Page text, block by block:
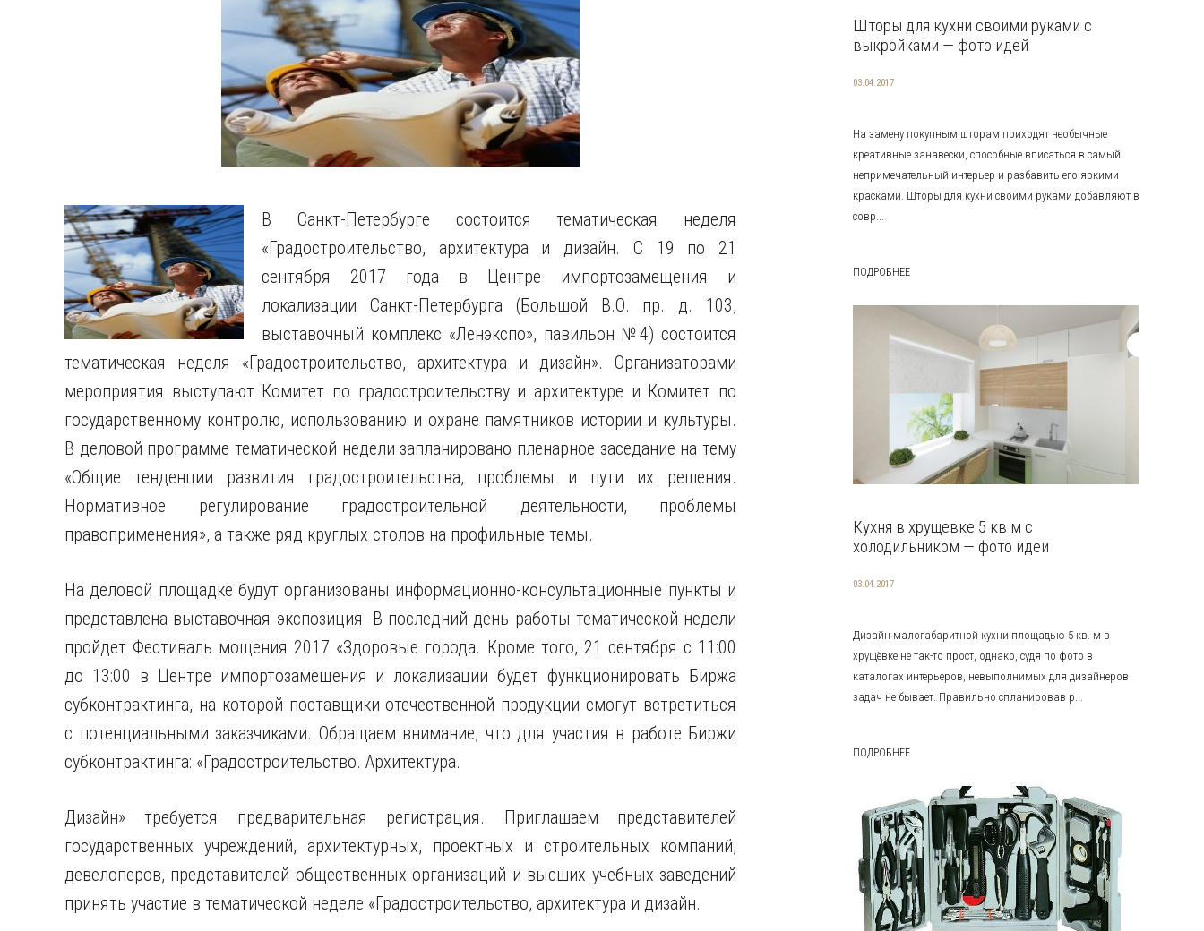
В Санкт-Петербурге состоится тематическая неделя
«Градостроительство, архитектура и дизайн. С 19 по 21
сентября 2017 года в Центре импортозамещения и
локализации Санкт-Петербурга (Большой В.О. пр. д. 103,
выставочный комплекс «Ленэкспо», павильон №4) состоится
тематическая неделя «Градостроительство, архитектура и дизайн». Организаторами
мероприятия выступают Комитет по градостроительству и архитектуре и Комитет по
государственному контролю, использованию и охране памятников истории и культуры.
В деловой программе тематической недели запланировано пленарное заседание на тему
«Общие тенденции развития градостроительства, проблемы и пути их решения.
Нормативное регулирование градостроительной деятельности, проблемы
правоприменения», а также ряд круглых столов на профильные темы.
На деловой площадке будут организованы информационно-консультационные пункты и
представлена выставочная экспозиция. В последний день работы тематической недели
пройдет Фестиваль мощения 2017 «Здоровые города. Кроме того, 21 сентября с 11:00
до 13:00 в Центре импортозамещения и локализации будет функционировать Биржа
субконтрактинга, на которой поставщики отечественной продукции смогут встретиться
с потенциальными заказчиками. Обращаем внимание, что для участия в работе Биржи
субконтрактинга: «Градостроительство. Архитектура.
Дизайн» требуется предварительная регистрация. Приглашаем представителей
государственных учреждений, архитектурных, проектных и строительных компаний,
девелоперов, представителей общественных организаций и высших учебных заведений
принять участие в тематической неделе «Градостроительство, архитектура и дизайн.
Шторы для кухни своими руками с
выкройками — фото идей
03.04.2017
На замену покупным шторам приходят необычные
креативные занавески, способные вписаться в самый
непримечательный интерьер и разбавить его яркими
красками. Шторы для кухни своими руками добавляют в
совр...
ПОДРОБНЕЕ
Кухня в хрущевке 5 кв м с
холодильником — фото идеи
03.04.2017
Дизайн малогабаритной кухни площадью 5 кв. м в
хрущёвке не так-то прост, однако, судя по фото в
каталогах интерьеров, невыполнимых для дизайнеров
задач не бывает. Правильно спланировав р...
ПОДРОБНЕЕ